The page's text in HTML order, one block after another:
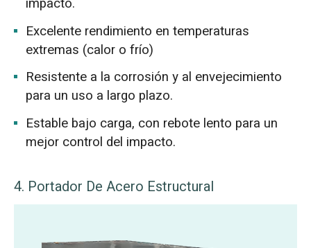
Excelente rendimiento en temperaturas
extremas (calor o frío)
Resistente a la corrosión y al envejecimiento
para un uso a largo plazo.
Estable bajo carga, con rebote lento para un
mejor control del impacto.
4. Portador De Acero Estructural